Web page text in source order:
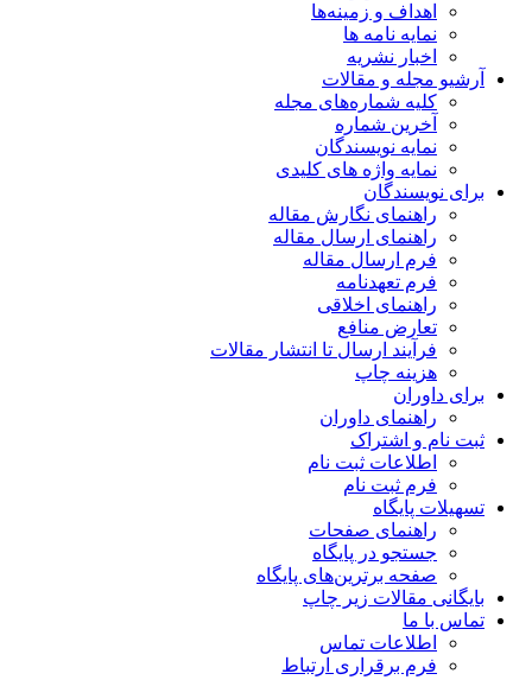
اهداف و زمینه‌ها
نمایه نامه ها
اخبار نشریه
آرشیو مجله و مقالات
کلیه شماره‌های مجله
آخرین شماره
نمایه نویسندگان
نمایه واژه های کلیدی
برای نویسندگان
راهنمای نگارش مقاله
راهنمای ارسال مقاله
فرم ارسال مقاله
فرم تعهدنامه
راهنمای اخلاقی
تعارض منافع
فرآیند ارسال تا انتشار مقالات
هزینه چاپ
برای داوران
راهنمای داوران
ثبت نام و اشتراک
اطلاعات ثبت نام
فرم ثبت نام
تسهیلات پایگاه
راهنمای صفحات
جستجو در پایگاه
صفحه برترین‌های پایگاه
بایگانی مقالات زیر چاپ
تماس با ما
اطلاعات تماس
فرم برقراری ارتباط